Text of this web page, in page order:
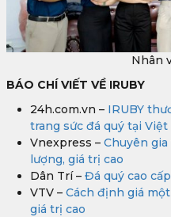
Nhân
BÁO CHÍ VIẾT VỀ IRUBY
24h.com.vn – IRUBY
trang sức đá quý tại Việt
Vnexpress – Chuyên
lượng, giá trị cao
Dân Trí – Đá quý cao
VTV – Cách định giá
giá trị cao